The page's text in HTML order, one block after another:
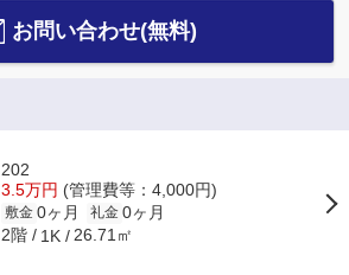
お問い合わせ(無料)
202
3.5万円 (管理費等：4,000円)
敷金 0ヶ月 礼金 0ヶ月
2階 1K 26.71㎡